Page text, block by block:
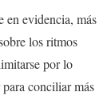
en evidencia, más
los ritmos
por lo
conciliar más